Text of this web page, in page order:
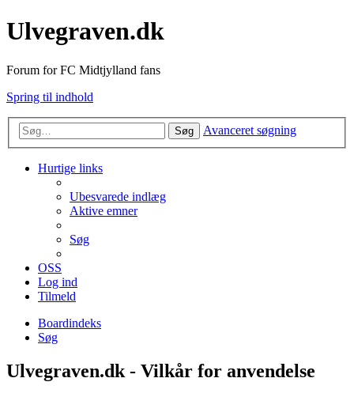
Ulvegraven.dk
Forum for FC Midtjylland fans
Spring til indhold
Søg Avanceret søgning
Hurtige links
Ubesvarede indlæg
Aktive emner
Søg
OSS
Log ind
Tilmeld
Boardindeks
Søg
Ulvegraven.dk - Vilkår for anvendelse